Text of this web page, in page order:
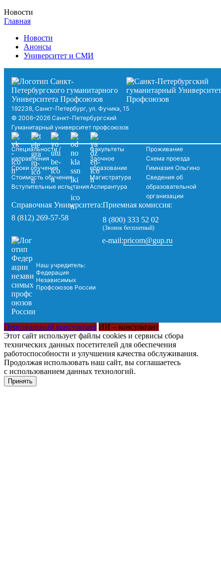
Новости
Главная
Новости
Анонсы
Университет и СМИ
192238, Санкт-Петербург, ул. Фучика, 15
© 2006–2026 Санкт-Петербургский
Гуманитарный университет профсоюзов
Специальности /
направления
Сроки обучения
Стоимость обучения
Вступительные испытания
Факультеты
Заочное
образование
Магистратура
Аспирантура
Проживание
Схема проезда
Гимназия Ольгино
Сведения об
образовательной
организации
Справочная Университета:
8 (812) 269-57-58
Приемная комиссия:
8 (800) 333 52 02
(Звонок бесплатный)
Наш учредитель:
Федерация
Независимых
Профсоюзов России
e-mail:pricom@gup.ru
Персональный консультант ИИ – консультант
Этот сайт использует файлы cookies и сервисы сбора
технических данных посетителей для обеспечения
работоспособности и улучшения качества обслуживания.
Продолжая использовать наш сайт, вы соглашаетесь
с использованием данных технологий.
Принять